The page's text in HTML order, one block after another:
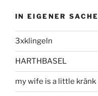
IN EIGENER SACHE
3xklingeln
HARTHBASEL
my wife is a little kränk